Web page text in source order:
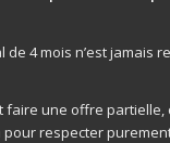
de 4 mois n’est jamais
faire une offre
pour respecter